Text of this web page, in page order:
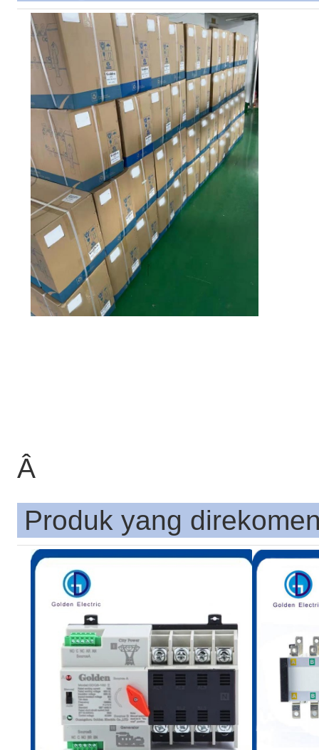
Â
Produk yang